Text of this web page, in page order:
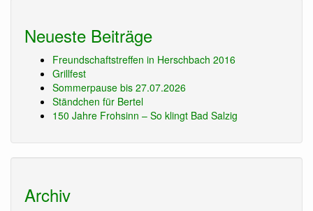
Neueste Beiträge
Freundschaftstreffen in Herschbach 2016
Grillfest
Sommerpause bis 27.07.2026
Ständchen für Bertel
150 Jahre Frohsinn – So klingt Bad Salzig
Archiv